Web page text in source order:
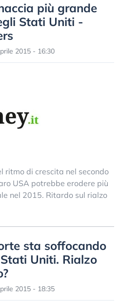
più grande
Stati Uniti -
2015 - 16:30
ritmo di crescita nel secondo
USA potrebbe erodere più
nel 2015. Ritardo sul rialzo
sta soffocando
Uniti. Rialzo
2015 - 18:35